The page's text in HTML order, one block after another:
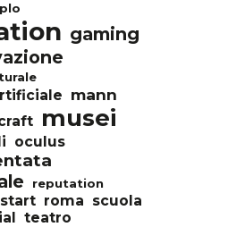
gaming
mann
musei
oculus
reputation
roma scuola
teatro